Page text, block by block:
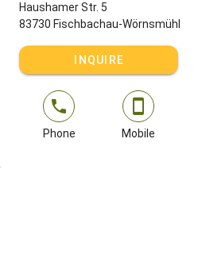
Haushamer Str. 5
83730 Fischbachau-Wörnsmühl
INQUIRE
Phone Mobile